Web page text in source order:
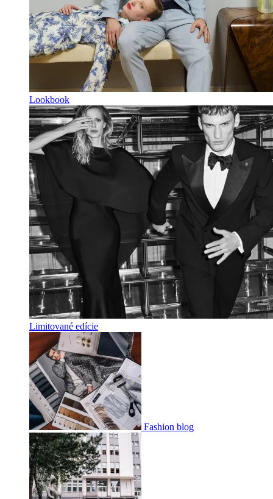
Lookbook
Limitované edície
Fashion blog